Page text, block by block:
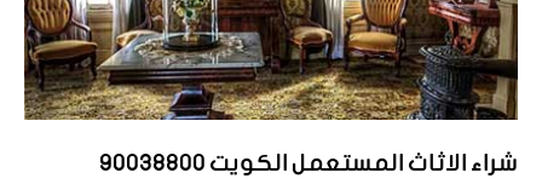
شراء الاثاث المستعمل الكويت 90038800